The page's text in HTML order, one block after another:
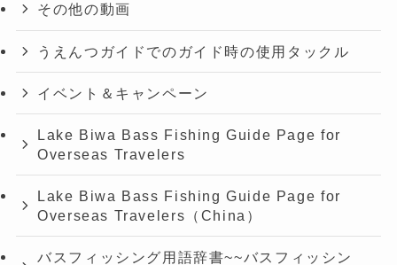
その他の動画
うえんつガイドでのガイド時の使用タックル
イベント＆キャンペーン
Lake Biwa Bass Fishing Guide Page for
Overseas Travelers
Lake Biwa Bass Fishing Guide Page for
Overseas Travelers（China）
バスフィッシング用語辞書~~バスフィッシン